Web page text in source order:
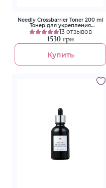
Needly Crossbarrier Toner 200 ml
Тонер для укрепления
защитного барьера с
керамидами и пантенолом
13 отзывов
1530 грн
Купить